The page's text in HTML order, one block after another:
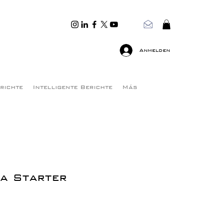
Anmelden
Intelligente Berichte Más
Starter